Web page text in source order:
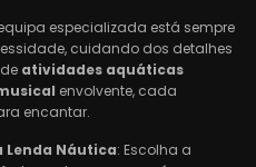
especializada está sempre
cuidando dos detalhes
atividades aquáticas
envolvente, cada
encantar.
Lenda Náutica: Escolha a